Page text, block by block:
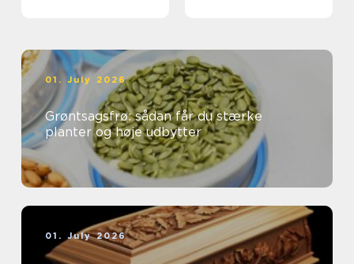
01. July 2026
Grøntsagsfrø: sådan får du stærke
planter og høje udbytter
01. July 2026